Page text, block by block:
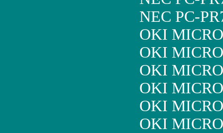
NEC PC-
OKI
OKI
OKI
OKI
OKI
OKI